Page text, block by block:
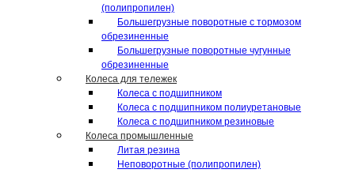
(полипропилен)
Большегрузные поворотные с тормозом
обрезиненные
Большегрузные поворотные чугунные
обрезиненные
Колеса для тележек
Колеса с подшипником
Колеса с подшипником полиуретановые
Колеса с подшипником резиновые
Колеса промышленные
Литая резина
Неповоротные (полипропилен)